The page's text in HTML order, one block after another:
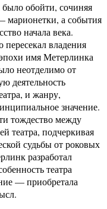
было обойти, сочиняя
марионетки, а события
начала века.
владения
имя Метерлинка
неотделимо от
деятельность
и жанру,
значение.
тождество между
театра, подчеркивая
судьбы от роковых
разработал
театра
— приобретала